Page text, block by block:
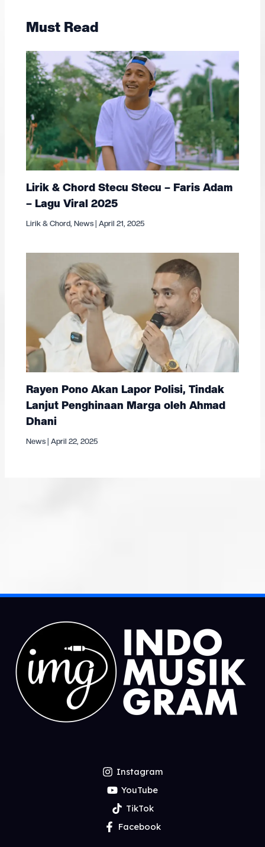
Must Read
Lirik & Chord Stecu Stecu – Faris Adam
– Lagu Viral 2025
Lirik & Chord,News |April 21, 2025
Rayen Pono Akan Lapor Polisi, Tindak
Lanjut Penghinaan Marga oleh Ahmad
Dhani
News |April 22, 2025
Instagram
YouTube
TikTok
Facebook